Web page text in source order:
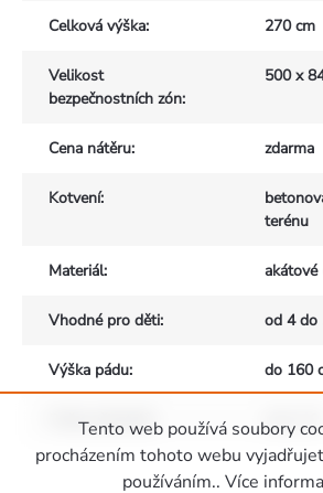
Tento web používá soubory
procházením tohoto webu
používáním.. Více
Celková výška: 270 cm
Velikost
bezpečnostních zón:
500 x
Cena nátěru: zdarma
Kotvení:
terénu
Materiál: akátové
Vhodné pro děti: od 4 do
Výška pádu: do 160
Počet uživatelů :
Zápatí